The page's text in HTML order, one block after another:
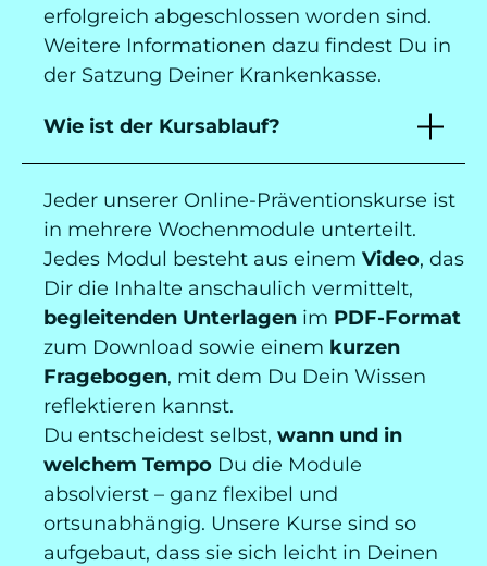
erfolgreich abgeschlossen worden sind.
Weitere Informationen dazu findest Du in
der Satzung Deiner Krankenkasse.
Wie ist der Kursablauf?
Jeder unserer Online-Präventionskurse ist
in mehrere Wochenmodule unterteilt.
Jedes Modul besteht aus einem Video, das
Dir die Inhalte anschaulich vermittelt,
begleitenden Unterlagen im PDF-Format
zum Download sowie einem kurzen
Fragebogen, mit dem Du Dein Wissen
reflektieren kannst.
Du entscheidest selbst, wann und in
welchem Tempo Du die Module
absolvierst – ganz flexibel und
ortsunabhängig. Unsere Kurse sind so
aufgebaut, dass sie sich leicht in Deinen